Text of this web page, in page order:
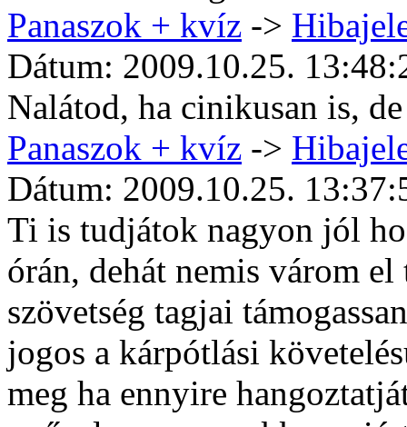
Panaszok + kvíz ->
Dátum: 2009.10.25.
Nalátod, ha cinikusan is,
Panaszok + kvíz ->
Dátum: 2009.10.25.
Ti is tudjátok nagyon jól
órán, dehát nemis várom
szövetség tagjai
jogos a kárpótlási
meg ha ennyire